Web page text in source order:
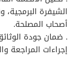
الشيفرة البرمجية،
أصحاب المصلحة.
. ضمان جودة
إجراءات المراجعة